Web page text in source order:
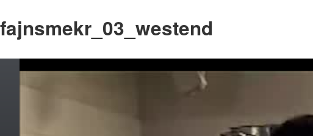
fajnsmekr_03_westend